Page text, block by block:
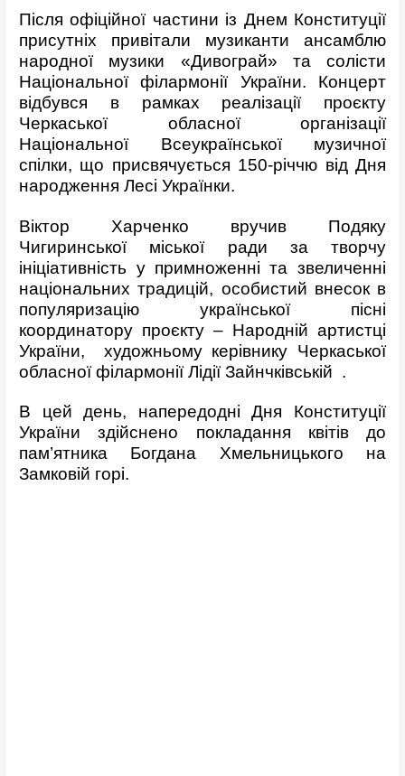
Після офіційної частини із Днем Конституції
присутніх привітали музиканти ансамблю
народної музики «Дивограй» та солісти
Національної філармонії України. Концерт
відбувся в рамках реалізації проєкту
Черкаської обласної організації
Національної Всеукраїнської музичної
спілки, що присвячується 150-річчю від Дня
народження Лесі Українки.
Віктор Харченко вручив Подяку
Чигиринської міської ради за творчу
ініціативність у примноженні та звеличенні
національних традицій, особистий внесок в
популяризацію української пісні
координатору проєкту – Народній артистці
України, художньому керівнику Черкаської
обласної філармонії Лідії Зайнчківській .
В цей день, напередодні Дня Конституції
України здійснено покладання квітів до
пам’ятника Богдана Хмельницького на
Замковій горі.